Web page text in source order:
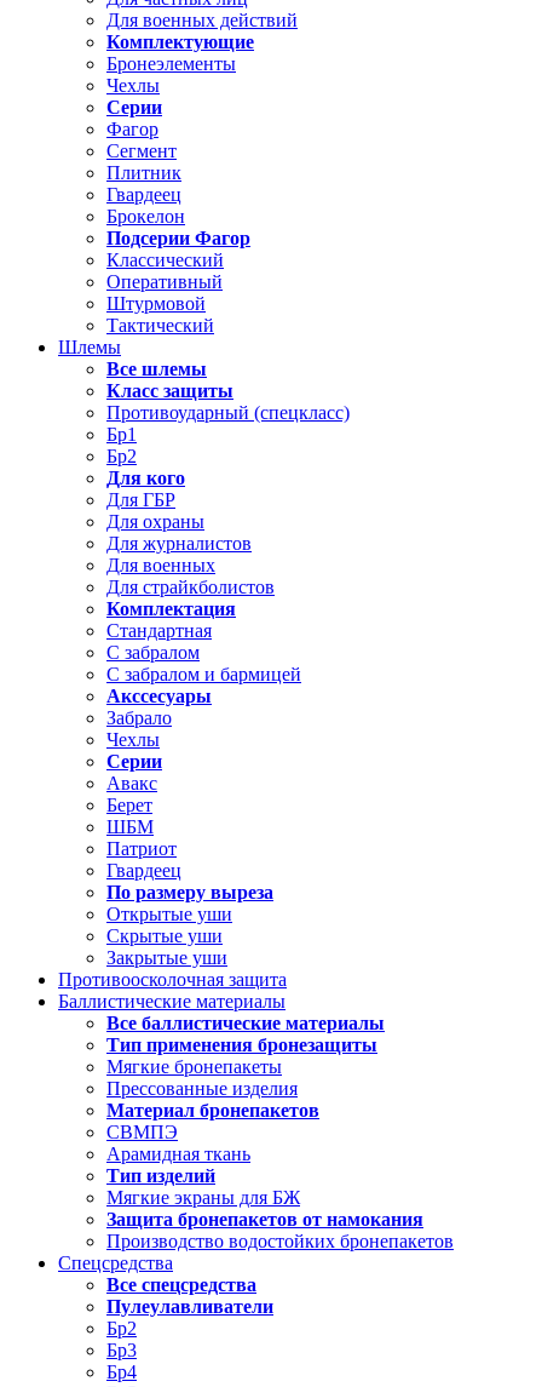
Для военных действий
Комплектующие
Бронеэлементы
Чехлы
Серии
Фагор
Сегмент
Плитник
Гвардеец
Брокелон
Подсерии Фагор
Классический
Оперативный
Штурмовой
Тактический
Шлемы
Все шлемы
Класс защиты
Противоударный (спецкласс)
Бр1
Бр2
Для кого
Для ГБР
Для охраны
Для журналистов
Для военных
Для страйкболистов
Комплектация
Стандартная
С забралом
С забралом и бармицей
Акссесуары
Забрало
Чехлы
Серии
Авакс
Берет
ШБМ
Патриот
Гвардеец
По размеру выреза
Открытые уши
Скрытые уши
Закрытые уши
Противоосколочная защита
Баллистические материалы
Все баллистические материалы
Тип применения бронезащиты
Мягкие бронепакеты
Прессованные изделия
Материал бронепакетов
СВМПЭ
Арамидная ткань
Тип изделий
Мягкие экраны для БЖ
Защита бронепакетов от намокания
Производство водостойких бронепакетов
Спецсредства
Все спецсредства
Пулеулавливатели
Бр2
Бр3
Бр4